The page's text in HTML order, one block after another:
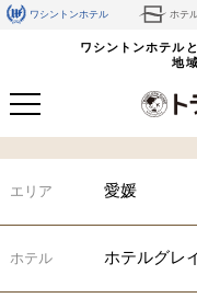
ワシントンホテル ホテ
ワシントンホテル
地
エリア 愛媛
ホテル ホテルグレ